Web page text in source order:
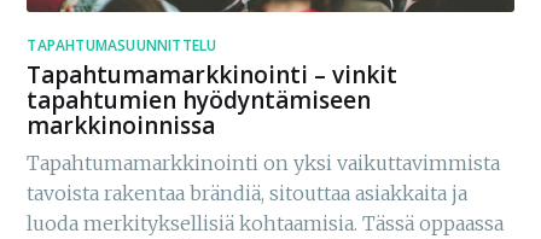
TAPAHTUMASUUNNITTELU
Tapahtumamarkkinointi – vinkit
tapahtumien hyödyntämiseen
markkinoinnissa
Tapahtumamarkkinointi on yksi vaikuttavimmista
tavoista rakentaa brändiä, sitouttaa asiakkaita ja
luoda merkityksellisiä kohtaamisia. Tässä oppaassa